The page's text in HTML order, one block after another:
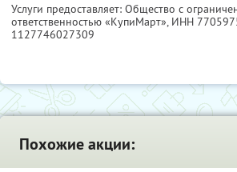
Услуги предоставляет: Общество с
ответственностью «КупиМарт», ИНН
1127746027309
Похожие акции: